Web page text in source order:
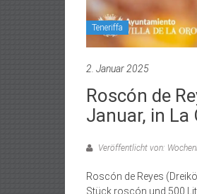
Teneriffa
2. Januar 2025
Roscón de
Januar, in La
Veröffentlicht von:
Roscón de Reyes
Stück roscón und 500